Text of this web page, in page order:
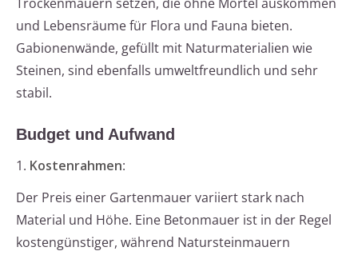
und Lebensräume für Flora und Fauna bieten.
Gabionenwände, gefüllt mit Naturmaterialien wie
Steinen, sind ebenfalls umweltfreundlich und sehr
stabil.
Budget und Aufwand
1. Kostenrahmen:
Der Preis einer Gartenmauer variiert stark nach
Material und Höhe. Eine Betonmauer ist in der Regel
kostengünstiger, während Natursteinmauern